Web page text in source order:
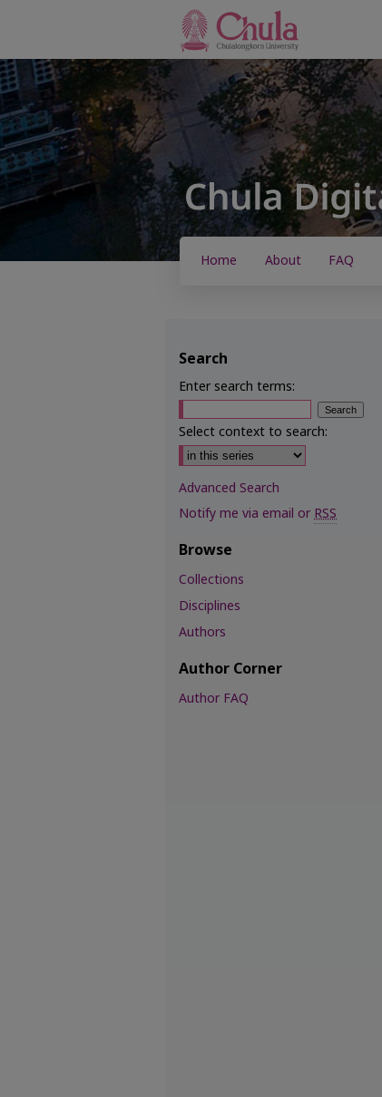
Home About FAQ
Search
Enter search terms:
Select context to search:
Advanced Search
Notify me via email orRSS
Browse
Collections
Disciplines
Authors
Author Corner
Author FAQ